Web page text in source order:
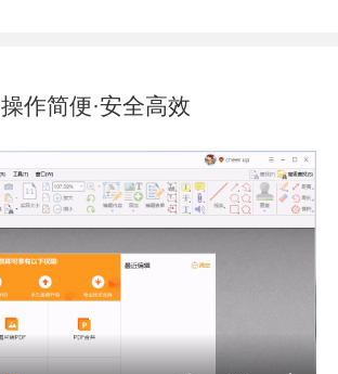
操作简便·安全高效